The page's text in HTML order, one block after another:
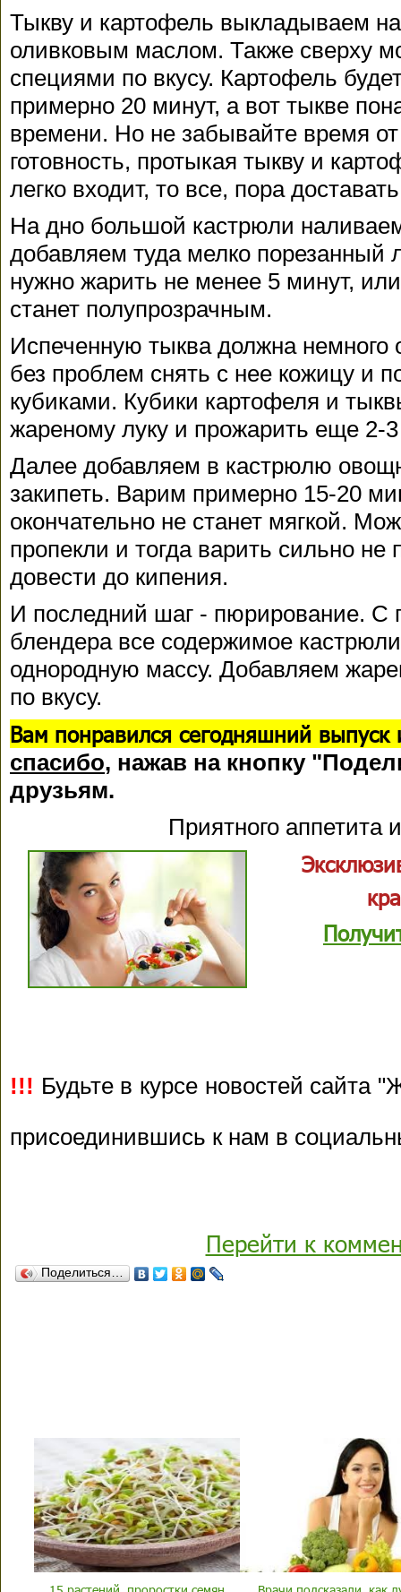
Тыкву и картофель выкладываем
оливковым маслом. Также сверху
специями по вкусу. Картофель
примерно 20 минут, а вот тыкве
времени. Но не забывайте время
готовность, протыкая тыкву и
легко входит, то все, пора
На дно большой кастрюли
добавляем туда мелко порезанный
нужно жарить не менее 5 минут,
станет полупрозрачным.
Испеченную тыква должна немного
без проблем снять с нее кожицу и
кубиками. Кубики картофеля и
жареному луку и прожарить еще 2-
Далее добавляем в кастрюлю
закипеть. Варим примерно 15-20
окончательно не станет мягкой.
пропекли и тогда варить сильно не
довести до кипения.
И последний шаг - пюрирование. С
блендера все содержимое
однородную массу. Добавляем
по вкусу.
Вам понравился сегодняшний выпуск
спасибо, нажав на кнопку
друзьям.
Приятного аппетита
!!! Будьте в курсе новостей сайта
присоединившись к нам в
Перейти к
Поделиться…